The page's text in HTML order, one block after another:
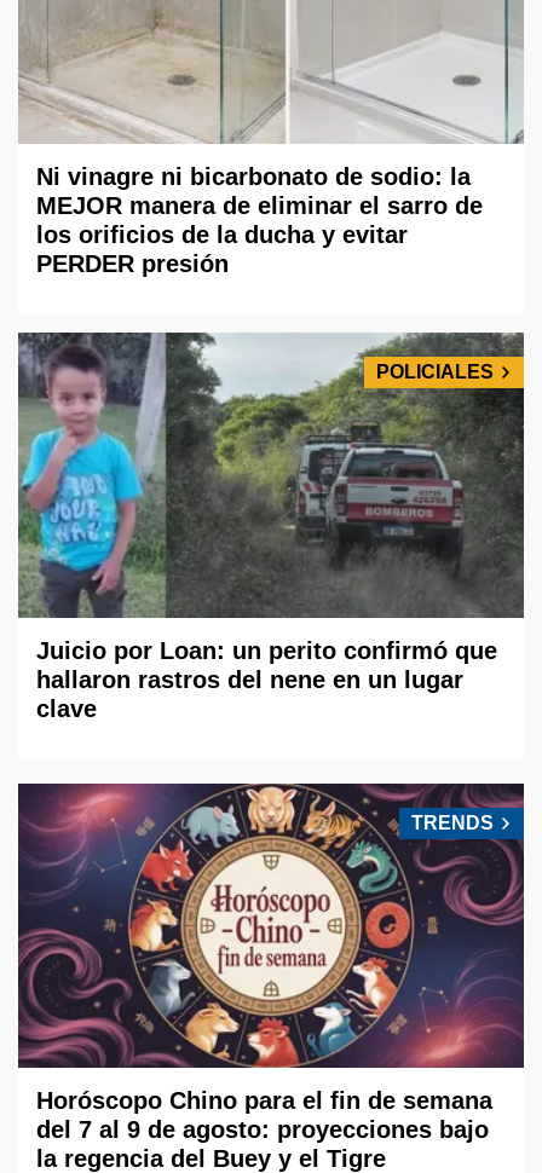
Ni vinagre ni bicarbonato de sodio: la
MEJOR manera de eliminar el sarro de
los orificios de la ducha y evitar
PERDER presión
POLICIALES
Juicio por Loan: un perito confirmó que
hallaron rastros del nene en un lugar
clave
TRENDS
Horóscopo Chino para el fin de semana
del 7 al 9 de agosto: proyecciones bajo
la regencia del Buey y el Tigre